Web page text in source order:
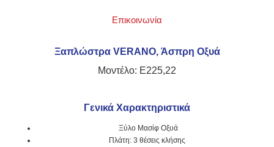
Επικοινωνία
Ξαπλώστρα VERANO, Άσπρη Οξυά
Μοντέλο: Ε225,22
Γενικά Χαρακτηριστικά
Ξύλο Μασίφ Οξυά
Πλάτη: 3 θέσεις κλήσης